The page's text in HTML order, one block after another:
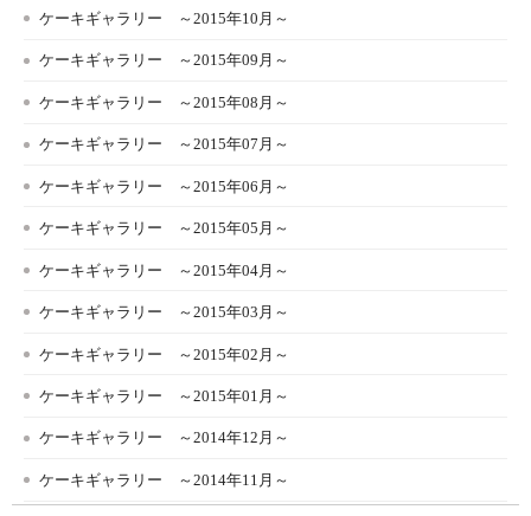
ケーキギャラリー ～2015年10月～
ケーキギャラリー ～2015年09月～
ケーキギャラリー ～2015年08月～
ケーキギャラリー ～2015年07月～
ケーキギャラリー ～2015年06月～
ケーキギャラリー ～2015年05月～
ケーキギャラリー ～2015年04月～
ケーキギャラリー ～2015年03月～
ケーキギャラリー ～2015年02月～
ケーキギャラリー ～2015年01月～
ケーキギャラリー ～2014年12月～
ケーキギャラリー ～2014年11月～